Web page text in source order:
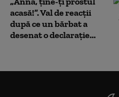
acasă!”. Val de reacții
după ce un bărbat a
desenat o declarație...